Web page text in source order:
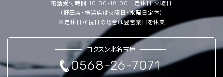
電話受付時間:10:00-18:00 定休日:火曜日
（野田店・横浜店は火曜日・水曜日定休）
※定休日が祝日の場合は翌営業日を休業
コクスン北名古屋
0568-26-7071